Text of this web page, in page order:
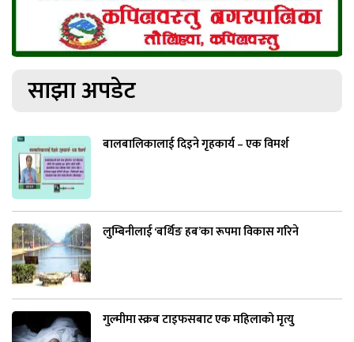
साझा अपडेट
बालबालिकालाई दिइने गृहकार्य – एक विमर्श
लुम्बिनीलाई ‘बर्थिङ हब’का रूपमा विकास गरिने
गुल्मीमा स्क्रब टाइफसबाट एक महिलाको मृत्यु